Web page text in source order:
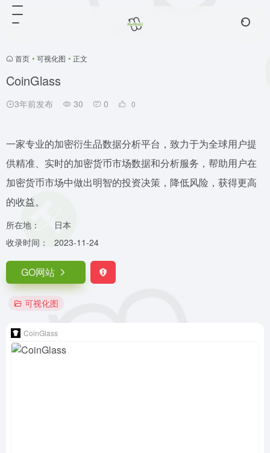
首页 • 可视化图 • 正文
CoinGlass
3年前发布 30 0 0
一家专业的加密衍生品数据分析平台，致力于为全球用户提
供精准、实时的加密货币市场数据和分析服务，帮助用户在
加密货币市场中做出明智的投资决策，降低风险，获得更高
的收益。
所在地：
日本
收录时间：
2023-11-24
GO网站
可视化图
CoinGlass